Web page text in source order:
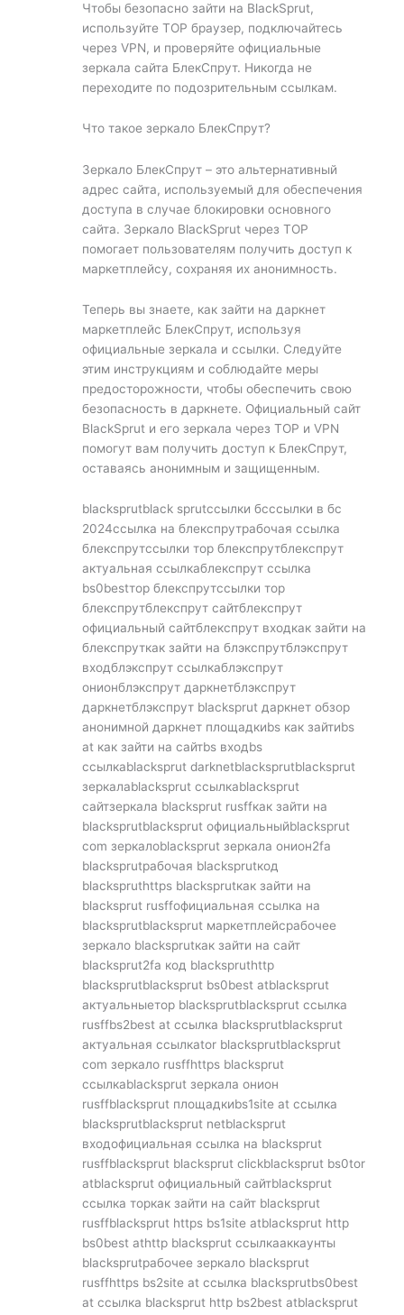
Чтобы безопасно зайти на BlackSprut,
используйте ТОР браузер, подключайтесь
через VPN, и проверяйте официальные
зеркала сайта БлекСпрут. Никогда не
переходите по подозрительным ссылкам.
Что такое зеркало БлекСпрут?
Зеркало БлекСпрут – это альтернативный
адрес сайта, используемый для обеспечения
доступа в случае блокировки основного
сайта. Зеркало BlackSprut через ТОР
помогает пользователям получить доступ к
маркетплейсу, сохраняя их анонимность.
Теперь вы знаете, как зайти на даркнет
маркетплейс БлекСпрут, используя
официальные зеркала и ссылки. Следуйте
этим инструкциям и соблюдайте меры
предосторожности, чтобы обеспечить свою
безопасность в даркнете. Официальный сайт
BlackSprut и его зеркала через ТОР и VPN
помогут вам получить доступ к БлекСпрут,
оставаясь анонимным и защищенным.
blacksprutblack sprutссылки бсссылки в бс
2024ссылка на блекспрутрабочая ссылка
блекспрутссылки тор блекспрутблекспрут
актуальная ссылкаблекспрут ссылка
bs0bestтор блекспрутссылки тор
блекспрутблекспрут сайтблекспрут
официальный сайтблекспрут входкак зайти на
блекспруткак зайти на блэкспрутблэкспрут
входблэкспрут ссылкаблэкспрут
онионблэкспрут даркнетблэкспрут
даркнетблэкспрут blacksprut даркнет обзор
анонимной даркнет площадкиbs как зайтиbs
at как зайти на сайтbs входbs
ссылкаblacksprut darknetblacksprutblacksprut
зеркалаblacksprut ссылкаblacksprut
сайтзеркала blacksprut rusffкак зайти на
blacksprutblacksprut официальныйblacksprut
com зеркалоblacksprut зеркала онион2fa
blacksprutрабочая blacksprutкод
blackspruthttps blacksprutкак зайти на
blacksprut rusffофициальная ссылка на
blacksprutblacksprut маркетплейсрабочее
зеркало blacksprutкак зайти на сайт
blacksprut2fa код blackspruthttp
blacksprutblacksprut bs0best atblacksprut
актуальныетор blacksprutblacksprut ссылка
rusffbs2best at ссылка blacksprutblacksprut
актуальная ссылкаtor blacksprutblacksprut
com зеркало rusffhttps blacksprut
ссылкаblacksprut зеркала онион
rusffblacksprut площадкиbs1site at ссылка
blacksprutblacksprut netblacksprut
входофициальная ссылка на blacksprut
rusffblacksprut blacksprut clickblacksprut bs0tor
atblacksprut официальный сайтblacksprut
ссылка торкак зайти на сайт blacksprut
rusffblacksprut https bs1site atblacksprut http
bs0best athttp blacksprut ссылкааккаунты
blacksprutрабочее зеркало blacksprut
rusffhttps bs2site at ссылка blacksprutbs0best
at ссылка blacksprut http bs2best atblacksprut